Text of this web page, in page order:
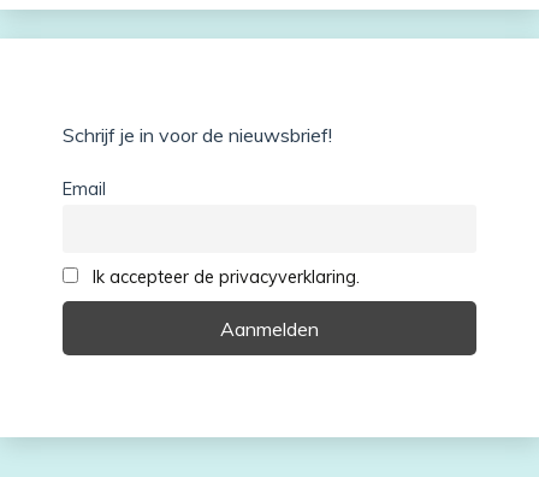
Schrijf je in voor de nieuwsbrief!
Email
Ik accepteer de privacyverklaring.